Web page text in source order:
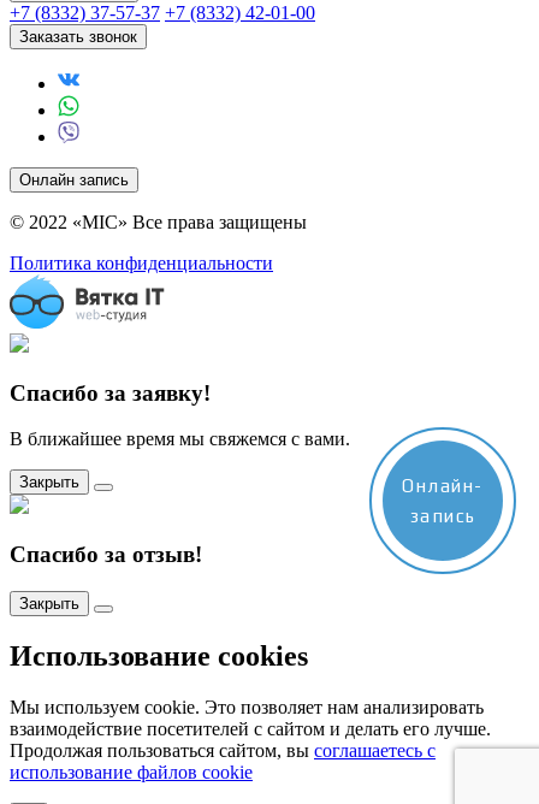
+7 (8332) 37-57-37 +7 (8332) 42-01-00
Заказать звонок
Онлайн запись
© 2022 «MIC» Все права защищены
Политика конфиденциальности
Спасибо за заявку!
В ближайшее время мы свяжемся с вами.
Закрыть
Спасибо за отзыв!
Закрыть
Онлайн-
запись
Использование cookies
Мы используем cookie. Это позволяет нам анализировать
взаимодействие посетителей с сайтом и делать его лучше.
Продолжая пользоваться сайтом, вы соглашаетесь с
использование файлов cookie